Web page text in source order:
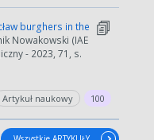
burghers in the
Nowakowski (IAE
- 2023, 71, s.
Artykuł naukowy 100